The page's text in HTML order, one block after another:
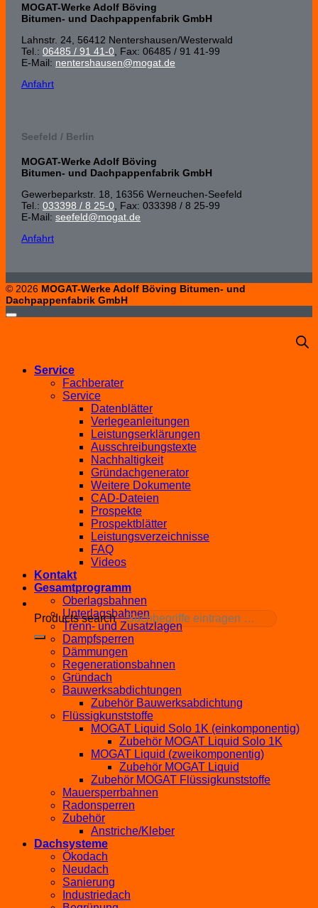
MOGAT-Werke Adolf Böving
Bitumen- und Dachpappenfabrik GmbH
Lahnstr. 24, 56412 Nenters­hausen/Wester­wald
Tel.: 06485 / 91 41-0 , Fax: 06485 / 91 41-99
E-Mail: nentershausen@mogat.de
Anfahrt
Seefeld / Berlin
MOGAT-Werke Adolf Böving
Bitumen- und Dachpappenfabrik GmbH
Gewerbeparkstr. 18, 16356 Werneuchen-Seefeld
Tel.: 033398 / 8 25-0 , Fax: 033398 / 8 25-99
E-Mail: seefeld@mogat.de
Anfahrt
© 2026 MOGAT-Werke Adolf Böving Bitumen- und
Dachpappenfabrik GmbH
Products search
Service
Fachberater
Service
Datenblätter
Verlegeanleitungen
Leistungserklärungen
Ausschreibungstexte
Nachhaltigkeit
Gründachgenerator
Weitere Dokumente
CAD-Dateien
Prospekte
Prospektblätter
Leistungsverzeichnisse
FAQ
Videos
Kontakt
Gesamtprogramm
Oberlagsbahnen
Unterlagsbahnen
Trenn- und Zusatzlagen
Dampfsperren
Dämmungen
Regenerationsbahnen
Gründach
Bauwerksabdichtungen
Zubehör Bauwerksabdichtung
Flüssigkunststoffe
MOGAT Liquid Solo 1K (einkomponentig)
Zubehör MOGAT Liquid Solo 1K
MOGAT Liquid (zweikomponentig)
Zubehör MOGAT Liquid
Zubehör MOGAT Flüssigkunststoffe
Mauersperrbahnen
Radonsperren
Zubehör
Anstriche/Kleber
Dachsysteme
Ökodach
Neudach
Sanierung
Industriedach